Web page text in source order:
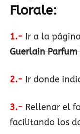
Florale:
1.- Ir a la
Guerlain Parfum
2.- Ir donde
3.- Rellenar el
facilitando los